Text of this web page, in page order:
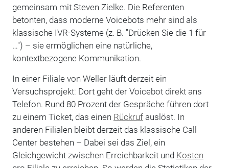
gemeinsam mit Steven Zielke. Die Referenten
betonten, dass moderne Voicebots mehr sind als
klassische IVR-Systeme (z. B. "Drücken Sie die 1 für
…") – sie ermöglichen eine natürliche,
kontextbezogene Kommunikation.
In einer Filiale von Weller läuft derzeit ein
Versuchsprojekt: Dort geht der Voicebot direkt ans
Telefon. Rund 80 Prozent der Gespräche führen dort
zu einem Ticket, das einen Rückrufauslöst. In
anderen Filialen bleibt derzeit das klassische Call
Center bestehen – Dabei sei das Ziel, ein
Gleichgewicht zwischen Erreichbarkeit und Kosten